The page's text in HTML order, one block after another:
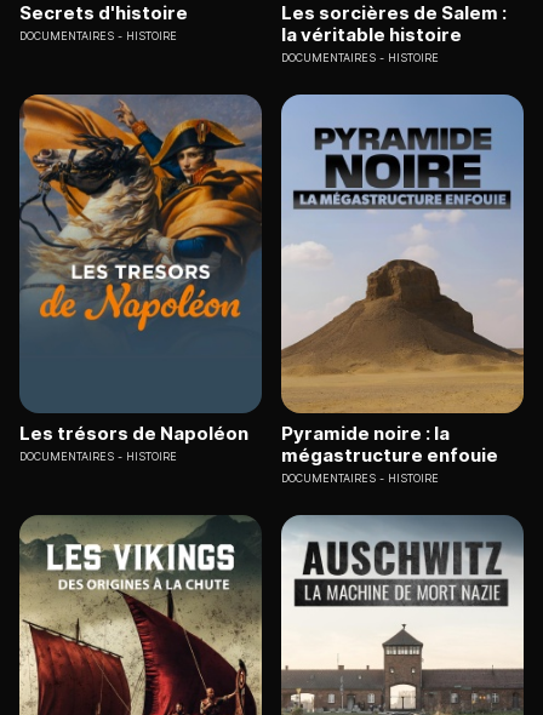
Secrets d'histoire
DOCUMENTAIRES HISTOIRE
Les sorcières de Salem :
la véritable histoire
DOCUMENTAIRES HISTOIRE
Les trésors de Napoléon
DOCUMENTAIRES HISTOIRE
Pyramide noire : la
mégastructure enfouie
DOCUMENTAIRES HISTOIRE